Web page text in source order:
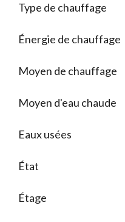
Type de chauffage
Énergie de chauffage
Moyen de chauffage
Moyen d'eau chaude
Eaux usées
État
Étage